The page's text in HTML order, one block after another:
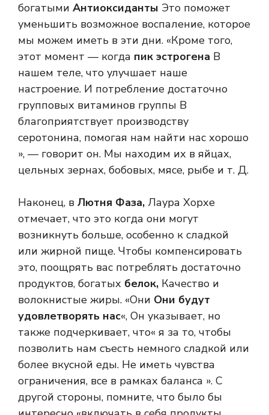
богатыми Антиоксиданты Это поможет
уменьшить возможное воспаление, которое
мы можем иметь в эти дни. «Кроме того,
этот момент — когда пик эстрогена В
нашем теле, что улучшает наше
настроение. И потребление достаточно
групповых витаминов группы В
благоприятствует производству
серотонина, помогая нам найти нас хорошо
», — говорит он. Мы находим их в яйцах,
цельных зернах, бобовых, мясе, рыбе и т. Д.
Наконец, в Лютня Фаза, Лаура Хорхе
отмечает, что это когда они могут
возникнуть больше, особенно к сладкой
или жирной пище. Чтобы компенсировать
это, поощрять вас потреблять достаточно
продуктов, богатых белок, Качество и
волокнистые жиры. «Они Они будут
удовлетворять нас«, Он указывает, но
также подчеркивает, что« я за то, чтобы
позволить нам съесть немного сладкой или
более вкусной еды. Не иметь чувства
ограничения, все в рамках баланса ». С
другой стороны, помните, что было бы